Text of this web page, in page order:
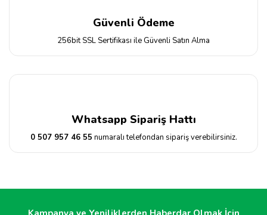
Güvenli Ödeme
256bit SSL Sertifikası ile Güvenli Satın Alma
Whatsapp Sipariş Hattı
0 507 957 46 55 numaralı telefondan sipariş verebilirsiniz.